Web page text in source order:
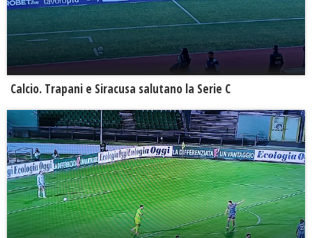
Calcio. Trapani e Siracusa salutano la Serie C